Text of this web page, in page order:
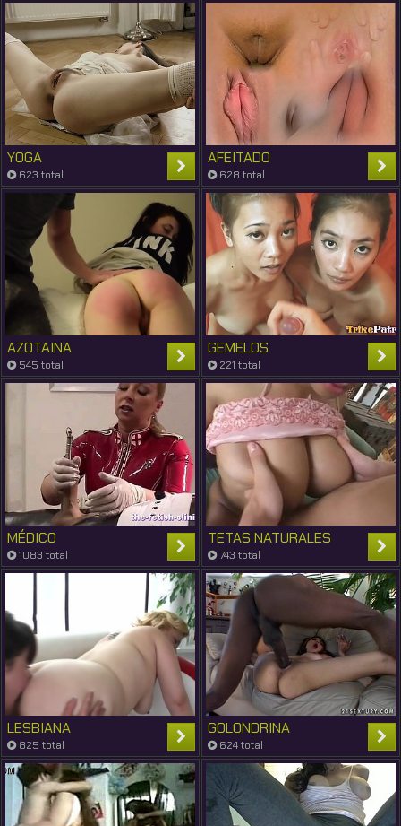
YOGA
623 total
AFEITADO
628 total
AZOTAINA
545 total
GEMELOS
221 total
MÉDICO
1083 total
TETAS NATURALES
743 total
LESBIANA
825 total
GOLONDRINA
624 total